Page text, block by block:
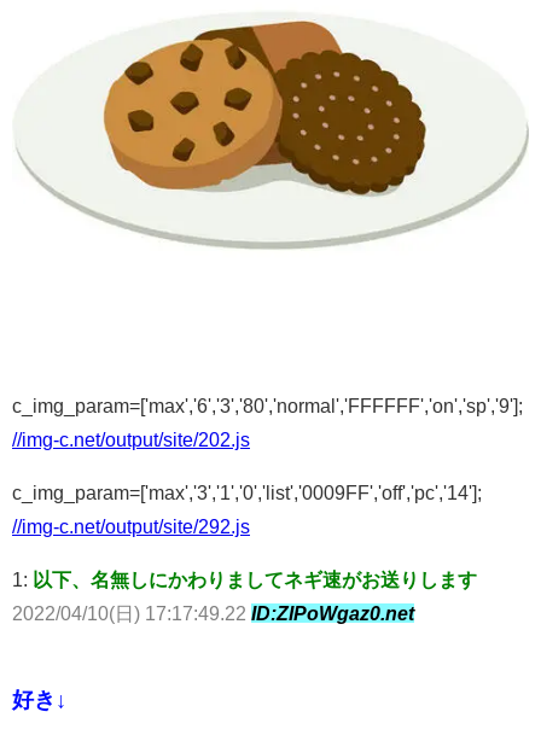
c_img_param=['max','6','3','80','normal','FFFFFF','on','sp','9'];
//img-c.net/output/site/202.js
c_img_param=['max','3','1','0','list','0009FF','off','pc','14'];
//img-c.net/output/site/292.js
1: 以下、名無しにかわりましてネギ速がお送りします
2022/04/10(日) 17:17:49.22 ID:ZIPoWgaz0.net
好き↓